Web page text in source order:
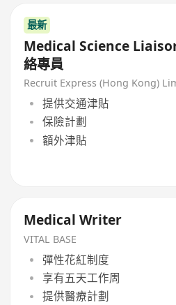
最新
Medical Science
絡專員
Recruit Express (Hong Kong)
提供交通津貼
保險計劃
額外津貼
Medical Writer
VITAL BASE
彈性花紅制度
享有五天工作周
提供醫療計劃